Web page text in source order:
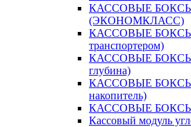
КАССОВЫЕ
(ЭКОНОМКЛАСС)
КАССОВЫЕ БОКСЫ
транспортером)
КАССОВЫЕ БОКСЫ
глубина)
КАССОВЫЕ БОКСЫ
накопитель)
КАССОВЫЕ
Кассовый модуль